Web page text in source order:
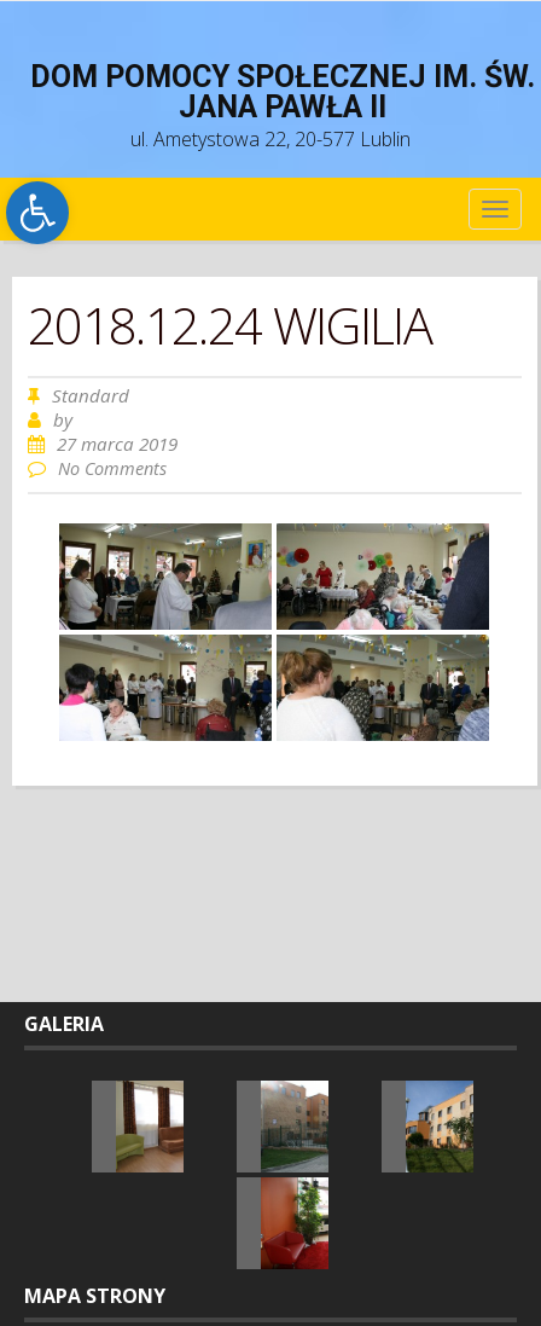
Open toolbar
DOM POMOCY SPOŁECZNEJ IM. ŚW.
JANA PAWŁA II
ul. Ametystowa 22, 20-577 Lublin
2018.12.24 WIGILIA
Standard
by
27 marca 2019
No Comments
GALERIA
MAPA STRONY